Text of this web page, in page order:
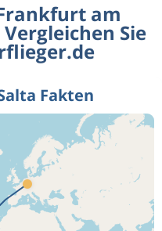
am
Sie
Fakten